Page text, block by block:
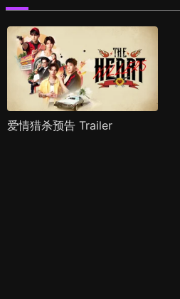
爱情猎杀预告 Trailer